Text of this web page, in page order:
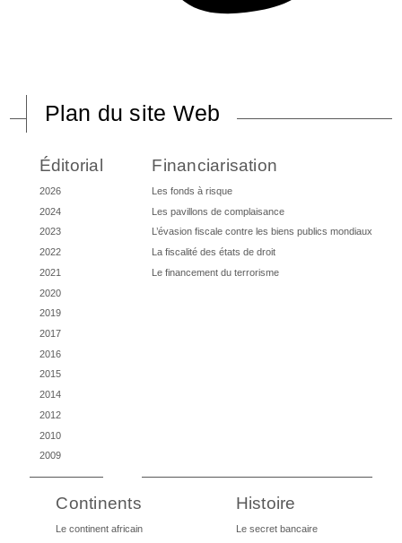
Plan du site Web
Éditorial
2026
2024
2023
2022
2021
2020
2019
2017
2016
2015
2014
2012
2010
2009
Financiarisation
Les fonds à risque
Les pavillons de complaisance
L’évasion fiscale contre les biens publics mondiaux
La fiscalité des états de droit
Le financement du terrorisme
Continents
Le continent africain
Histoire
Le secret bancaire